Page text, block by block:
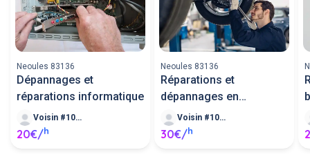
Neoules 83136
Dépannages et
réparations informatique
Voisin #106429
20€/h
Neoules 83136
Réparations et
dépannages en
mécaniqu
Voisin #106429
30€/h